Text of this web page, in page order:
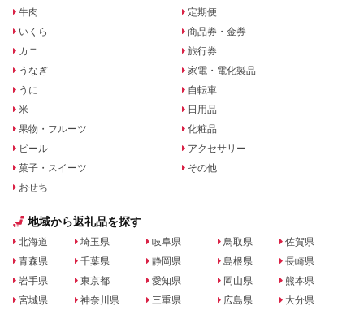
牛肉
いくら
カニ
うなぎ
うに
米
果物・フルーツ
ビール
菓子・スイーツ
おせち
定期便
商品券・金券
旅行券
家電・電化製品
自転車
日用品
化粧品
アクセサリー
その他
地域から返礼品を探す
北海道
青森県
岩手県
宮城県
埼玉県
千葉県
東京都
神奈川県
岐阜県
静岡県
愛知県
三重県
鳥取県
島根県
岡山県
広島県
佐賀県
長崎県
熊本県
大分県